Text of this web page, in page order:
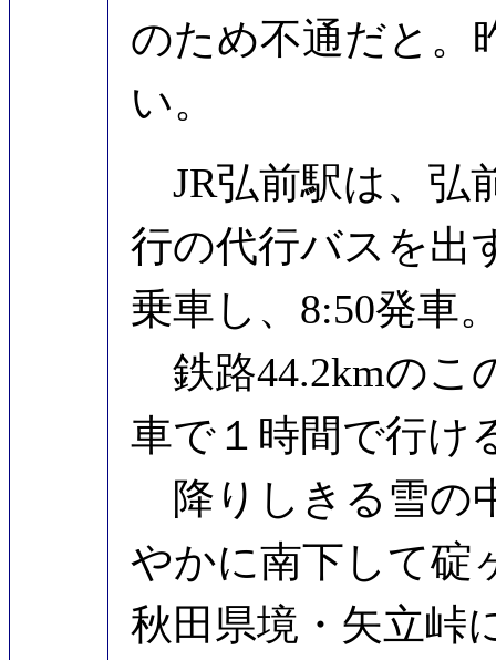
のため不通だと。
い。
JR弘前駅は、弘
行の代行バスを出
乗車し、8:50発車
鉄路44.2kmのこ
車で１時間で行け
降りしきる雪の
やかに南下して碇
秋田県境・矢立峠